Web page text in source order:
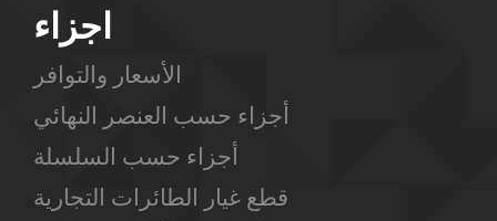
اجزاء
الأسعار والتوافر
أجزاء حسب العنصر النهائي
أجزاء حسب السلسلة
قطع غيار الطائرات التجارية